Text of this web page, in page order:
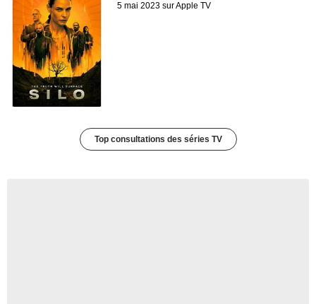
5 mai 2023 sur Apple TV
Top consultations des séries TV